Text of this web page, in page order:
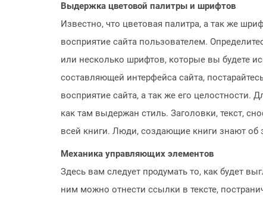
Выдержка цветовой палитры и шрифтов
Известно, что цветовая палитра, а так же
восприятие сайта пользователем.
или несколько шрифтов, которые вы будете
составляющей интерфейса сайта,
восприятие сайта, а так же его целостности.
как там выдержан стиль. Заголовки, текст,
всей книги. Люди, создающие книги знают об
Механика управляющих элементов
Здесь вам следует продумать то, как будет
ним можно отнести ссылки в тексте,